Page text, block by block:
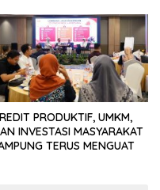
PRODUKTIF, UMKM,
INVESTASI MASYARAKAT
TERUS MENGUAT